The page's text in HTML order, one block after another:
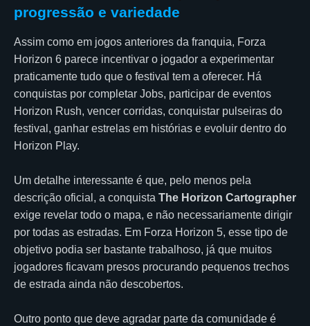
progressão e variedade
Assim como em jogos anteriores da franquia, Forza
Horizon 6 parece incentivar o jogador a experimentar
praticamente tudo que o festival tem a oferecer. Há
conquistas por completar Jobs, participar de eventos
Horizon Rush, vencer corridas, conquistar pulseiras do
festival, ganhar estrelas em histórias e evoluir dentro do
Horizon Play.
Um detalhe interessante é que, pelo menos pela
descrição oficial, a conquista The Horizon Cartographer
exige revelar todo o mapa, e não necessariamente dirigir
por todas as estradas. Em Forza Horizon 5, esse tipo de
objetivo podia ser bastante trabalhoso, já que muitos
jogadores ficavam presos procurando pequenos trechos
de estrada ainda não descobertos.
Outro ponto que deve agradar parte da comunidade é